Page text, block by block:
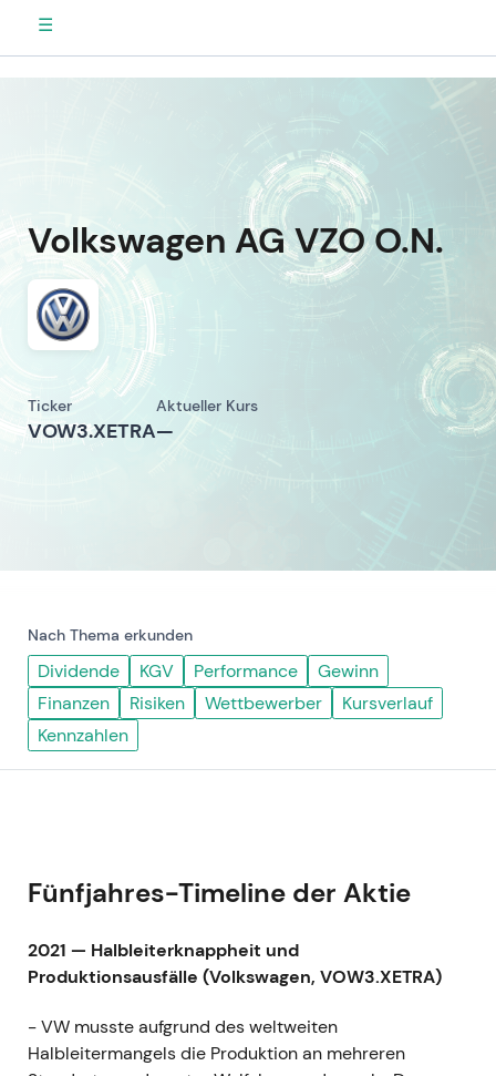
☰
Volkswagen AG VZO O.N.
Ticker
VOW3.XETRA
Aktueller Kurs
—
Nach Thema erkunden
Dividende KGV Performance
Gewinn
Finanzen
Risiken Wettbewerber
Kursverlauf
Kennzahlen
Fünfjahres-Timeline der Aktie
2021 — Halbleiterknappheit und
Produktionsausfälle (Volkswagen, VOW3.XETRA)
- VW musste aufgrund des weltweiten
Halbleitermangels die Produktion an mehreren